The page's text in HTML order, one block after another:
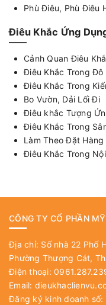
Phù Điêu, Phù Điêu
Điêu Khắc Ứng
Cảnh Quan Điêu
Điêu Khắc Trong Đô
Điêu Khắc Trong
Bo Vườn, Dải Lối Đi
Điêu khắc Tượng
Điêu Khắc Trong
Làm Theo Đặt Hàng
Điêu Khắc Trong
CÔNG TY CỔ PHẦN
Địa chỉ: Số nhà 22 Phố
Phường Thượng Cát,
Điện thoại:
Email:
Đăng ký kinh doanh